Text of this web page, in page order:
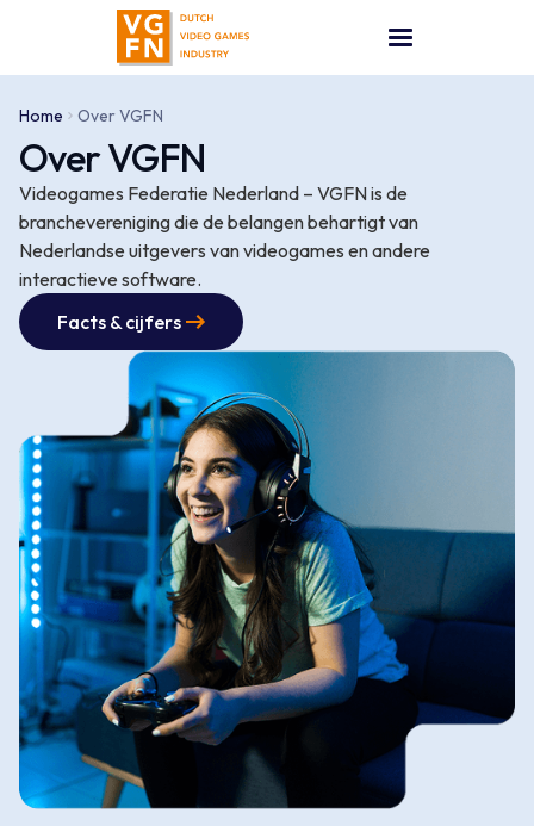
Home Over VGFN
Over VGFN
Videogames Federatie Nederland – VGFN is de
branchevereniging die de belangen behartigt van
Nederlandse uitgevers van videogames en andere
interactieve software.
Facts & cijfers